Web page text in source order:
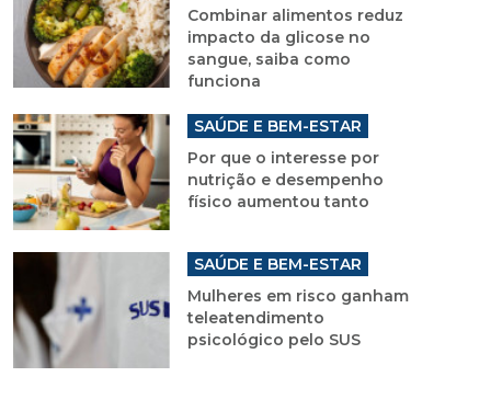
Combinar alimentos reduz
impacto da glicose no
sangue, saiba como
funciona
SAÚDE E BEM-ESTAR
Por que o interesse por
nutrição e desempenho
físico aumentou tanto
SAÚDE E BEM-ESTAR
Mulheres em risco ganham
teleatendimento
psicológico pelo SUS